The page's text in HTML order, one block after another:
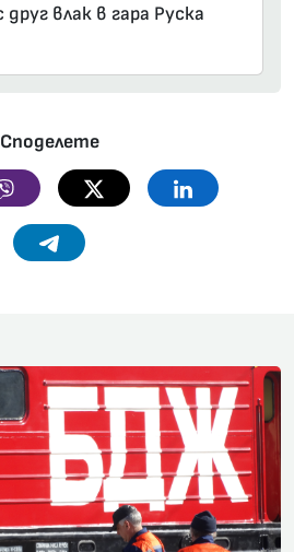
влак в гара Руска
Споделете
Viber Twitter Linkedin
Telegram